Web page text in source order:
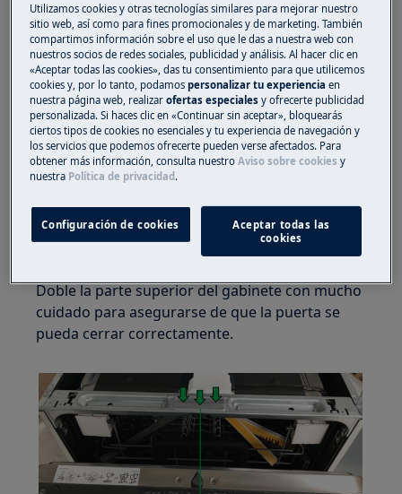
suavemente la parte superior del lavavajillas
para que el cierre esté al nivel de la cerradura
(vea la ilustración a continuación).
Doble la parte superior del gabinete con mucho
cuidado para asegurarse de que la puerta se
pueda cerrar correctamente.
Utilizamos cookies y otras tecnologías similares para mejorar nuestro
sitio web, así como para fines promocionales y de marketing. También
compartimos información sobre el uso que le das a nuestra web con
nuestros socios de redes sociales, publicidad y análisis. Al hacer clic en
«Aceptar todas las cookies», das tu consentimiento para que utilicemos
cookies y, por lo tanto, podamospersonalizar tu experienciaen
nuestra página web, realizarofertas especiales y ofrecerte publicidad
personalizada. Si haces clic en «Continuar sin aceptar», bloquearás
ciertos tipos de cookies no esenciales y tu experiencia de navegación y
los servicios que podemos ofrecerte pueden verse afectados. Para
obtener más información, consulta nuestroAviso sobre cookies y
nuestra Política de privacidad.
Configuración de cookies
Aceptar todas las
cookies